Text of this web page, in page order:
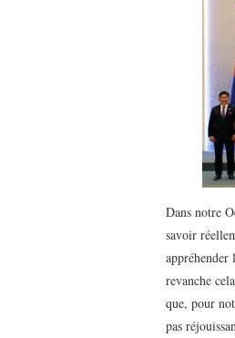
Dans notre
savoir
revanche
que, pour
pas